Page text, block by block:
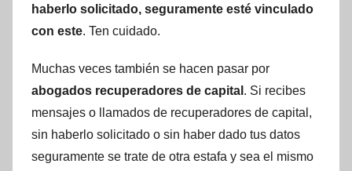
haberlo solicitado, seguramente esté vinculado
con este. Ten cuidado.
Muchas veces también se hacen pasar por
abogados recuperadores de capital . Si recibes
mensajes o llamados de recuperadores de capital,
sin haberlo solicitado o sin haber dado tus datos
seguramente se trate de otra estafa y sea el mismo